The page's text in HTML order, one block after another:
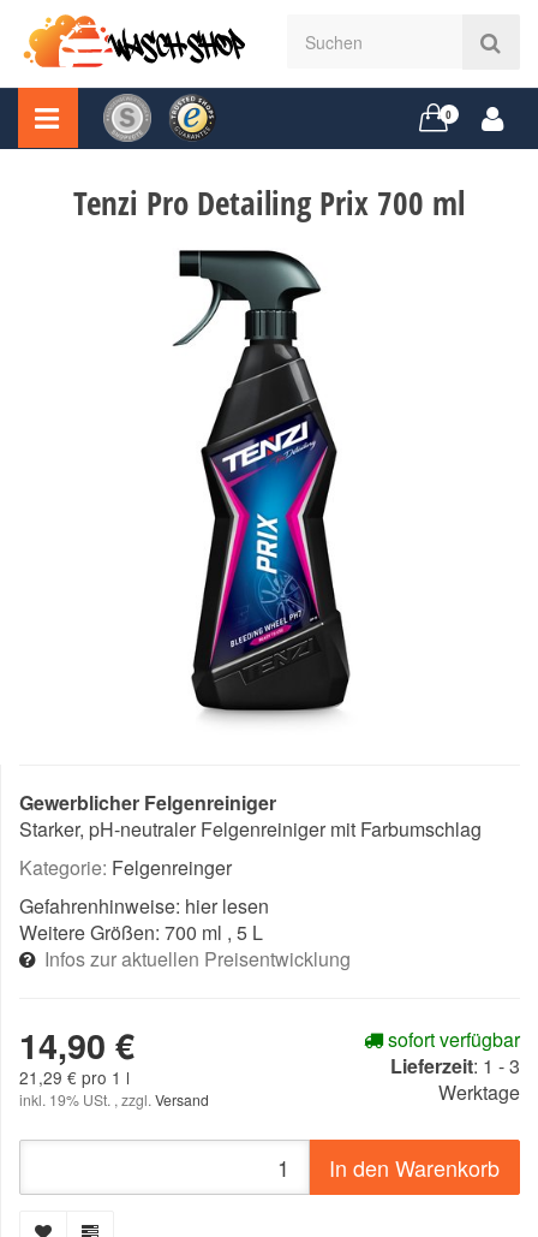
0
Tenzi Pro Detailing Prix 700 ml
Gewerblicher Felgenreiniger
Starker, pH-neutraler Felgenreiniger mit Farbumschlag
Kategorie: Felgenreinger
Gefahrenhinweise: hier lesen
Weitere Größen: 700 ml , 5 L
Infos zur aktuellen Preisentwicklung
14,90 €
21,29 € pro 1 l
inkl. 19% USt. , zzgl. Versand
sofort verfügbar
Lieferzeit: 1 - 3
Werktage
In den Warenkorb